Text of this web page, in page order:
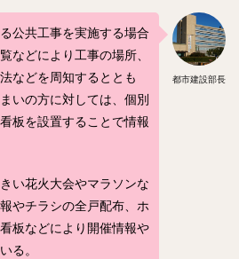
都市建設部長
公共工事を実施する場合
などにより工事の場所、
などを周知するととも
いの方に対しては、個別
板を設置することで情報
い花火大会やマラソンな
やチラシの全戸配布、ホ
板などにより開催情報や
る。